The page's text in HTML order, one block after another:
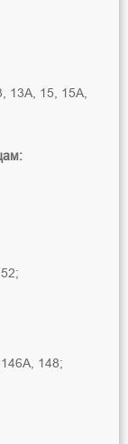
13А, 15, 15А,
148;